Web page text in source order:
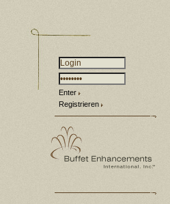
Enter
Registrieren